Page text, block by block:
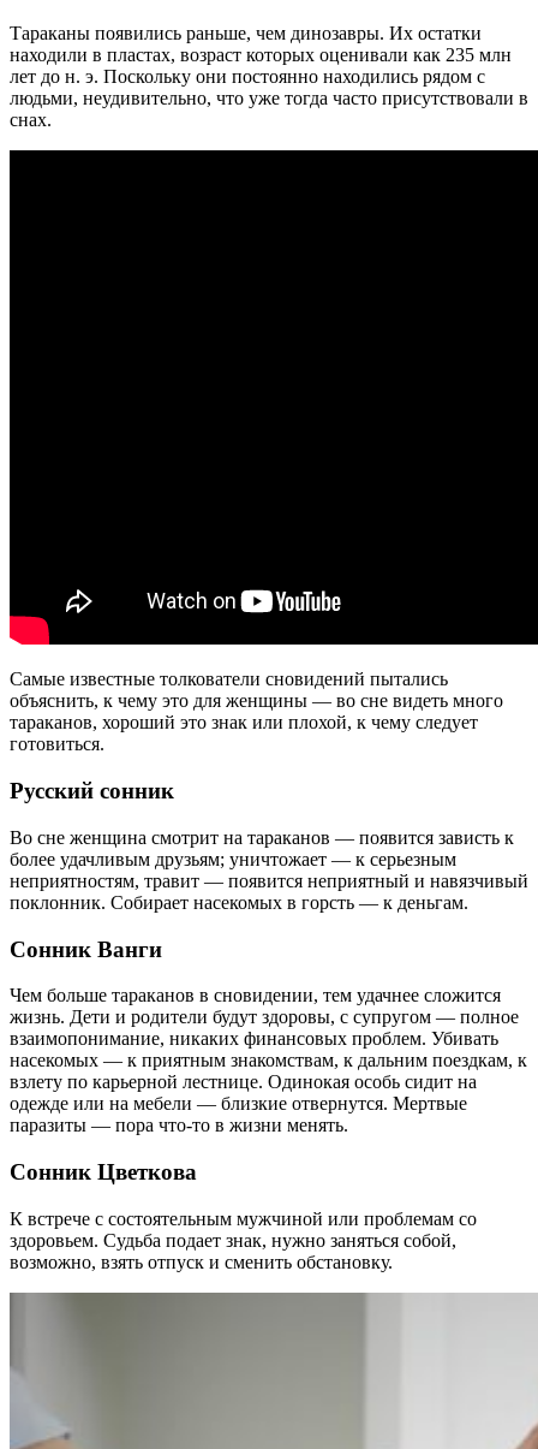
Тараканы появились раньше, чем динозавры. Их остатки
находили в пластах, возраст которых оценивали как 235 млн
лет до н. э. Поскольку они постоянно находились рядом с
людьми, неудивительно, что уже тогда часто присутствовали в
снах.
Самые известные толкователи сновидений пытались
объяснить, к чему это для женщины — во сне видеть много
тараканов, хороший это знак или плохой, к чему следует
готовиться.
Русский сонник
Во сне женщина смотрит на тараканов — появится зависть к
более удачливым друзьям; уничтожает — к серьезным
неприятностям, травит — появится неприятный и навязчивый
поклонник. Собирает насекомых в горсть — к деньгам.
Сонник Ванги
Чем больше тараканов в сновидении, тем удачнее сложится
жизнь. Дети и родители будут здоровы, с супругом — полное
взаимопонимание, никаких финансовых проблем. Убивать
насекомых — к приятным знакомствам, к дальним поездкам, к
взлету по карьерной лестнице. Одинокая особь сидит на
одежде или на мебели — близкие отвернутся. Мертвые
паразиты — пора что-то в жизни менять.
Сонник Цветкова
К встрече с состоятельным мужчиной или проблемам со
здоровьем. Судьба подает знак, нужно заняться собой,
возможно, взять отпуск и сменить обстановку.